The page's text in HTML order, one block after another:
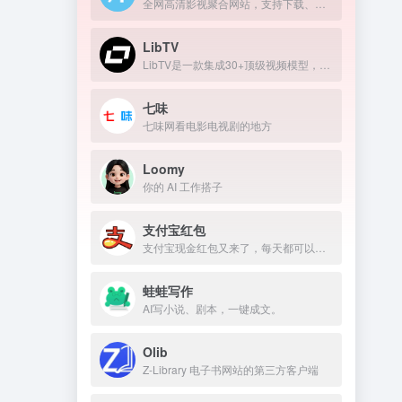
LibTV
七味
七味网看电影电视剧的地方
Loomy
你的 AI 工作搭子
支付宝红包
蛙蛙写作
AI写小说、剧本，一键成文。
Olib
Z-Library 电子书网站的第三方客户端